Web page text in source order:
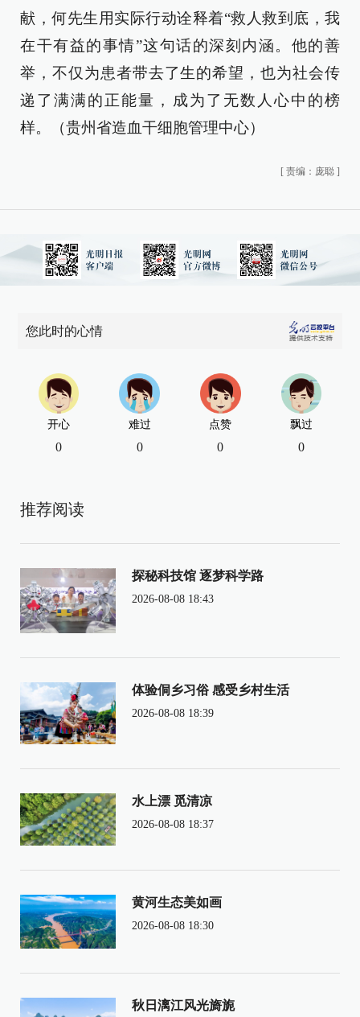
献，何先生用实际行动诠释着“救人救到底，我
在干有益的事情”这句话的深刻内涵。他的善
举，不仅为患者带去了生的希望，也为社会传
递了满满的正能量，成为了无数人心中的榜
样。（贵州省造血干细胞管理中心）
[ 责编：庞聪 ]
您此时的心情
开心
0
难过
0
点赞
0
飘过
0
推荐阅读
探秘科技馆 逐梦科学路
2026-08-08 18:43
体验侗乡习俗 感受乡村生活
2026-08-08 18:39
水上漂 觅清凉
2026-08-08 18:37
黄河生态美如画
2026-08-08 18:30
秋日漓江风光旖旎